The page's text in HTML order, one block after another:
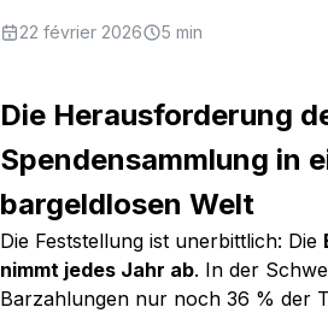
22 février 2026 5 min
Die Herausforderung
Spendensammlung in
bargeldlosen Welt
Die Feststellung ist unerbittlich: Die
nimmt jedes Jahr ab. In der
Barzahlungen nur noch 36 % der